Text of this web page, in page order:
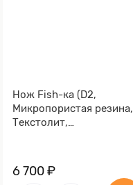
Нож Fish-ка (D2,
Микропористая резина,
Текстолит,
6 700 ₽